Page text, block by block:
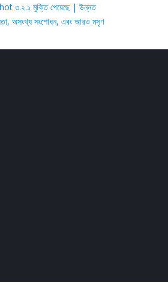
৩.২.১ মুক্তি পেয়েছে | উন্নত
অসংখ্য সংশোধন, এবং আরও মসৃণ